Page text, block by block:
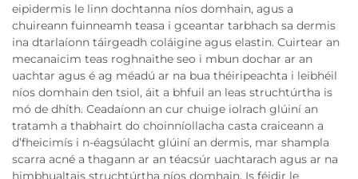
eipidermis le linn dochtanna níos domhain, agus a
chuireann fuinneamh teasa i gceantar tarbhach sa dermis
ina dtarlaíonn táirgeadh coláigine agus elastin. Cuirtear an
mecanaicim teas roghnaithe seo i mbun dochar ar an
uachtar agus é ag méadú ar na bua théiripeachta i leibhéil
níos domhain den tsiol, áit a bhfuil an leas struchtúrtha is
mó de dhíth. Ceadaíonn an cur chuige iolrach glúiní an
tratamh a thabhairt do choinníollacha casta craiceann a
d’fheicimís i n-éagsúlacht glúiní an dermis, mar shampla
scarra acné a thagann ar an téacsúr uachtarach agus ar na
himbhualtais struchtúrtha níos domhain. Is féidir le